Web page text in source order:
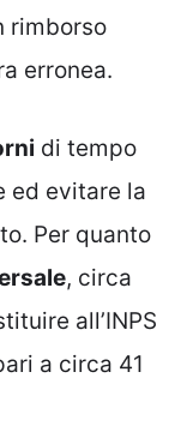
rimborso
erronea.
di tempo
ed evitare la
Per quanto
, circa
all’INPS
a circa 41